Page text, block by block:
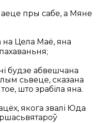
пры сабе, а Мяне
на Цела Маё, яна
будзе абвешчана
сьвеце, сказана
што зрабіла яна.
якога звалі Юда